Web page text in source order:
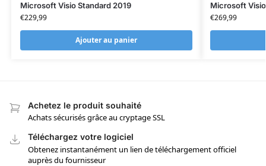
Microsoft Visio Standard 2019
€229,99
Ajouter au panier
Microsoft
€269,99
Achetez le produit souhaité
Achats sécurisés grâce au cryptage SSL
Téléchargez votre logiciel
Obtenez instantanément un lien de téléchargement officiel
auprès du fournisseur